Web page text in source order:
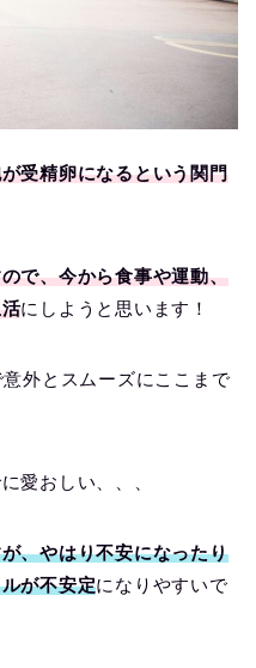
受精卵になるという関門
で、今から食事や運動、
にしようと思います！
外とスムーズにここまで
愛おしい、、、
、やはり不安になったり
が不安定になりやすいで